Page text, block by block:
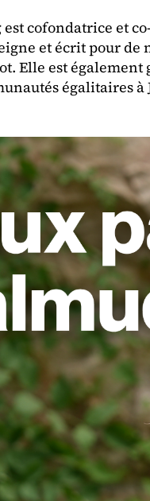
est cofondatrice et
et écrit pour
Elle est
égalitaires